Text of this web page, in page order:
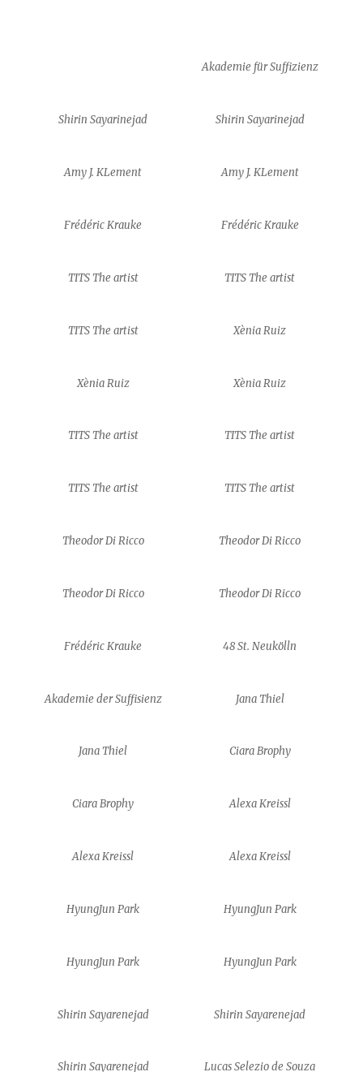
Akademie für Suffizienz
Shirin Sayarinejad Shirin Sayarinejad
Amy J. KLement Amy J. KLement
Frédéric Krauke Frédéric Krauke
TITS The artist TITS The artist
TITS The artist Xènia Ruiz
Xènia Ruiz Xènia Ruiz
TITS The artist TITS The artist
TITS The artist TITS The artist
Theodor Di Ricco Theodor Di Ricco
Theodor Di Ricco Theodor Di Ricco
Frédéric Krauke 48 St. Neukölln
Akademie der Suffisienz Jana Thiel
Jana Thiel Ciara Brophy
Ciara Brophy Alexa Kreissl
Alexa Kreissl Alexa Kreissl
HyungJun Park HyungJun Park
HyungJun Park HyungJun Park
Shirin Sayarenejad Shirin Sayarenejad
Shirin Sayarenejad Lucas Selezio de Souza